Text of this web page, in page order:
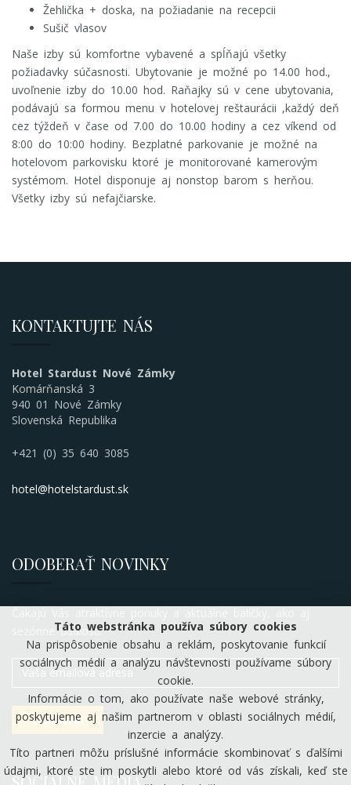
Žehlička + doska, na požiadanie na recepcii
Sušič vlasov
Naše izby sú komfortne vybavené a spĺňajú všetky
požiadavky súčasnosti. Ubytovanie je možné po 14.00 hod.,
uvoľnenie izby do 10.00 hod. Raňajky sú v cene ubytovania,
podávajú sa formou menu v hotelovej reštaurácii ,každý deň
cez týždeň v čase od 7.00 do 10.00 hodiny a cez víkend od
8:00 do 10:00 hodiny. Bezplatné parkovanie je možné na
hotelovom parkovisku ktoré je monitorované kamerovým
systémom. Hotel disponuje aj nonstop barom s herňou.
Všetky izby sú nefajčiarske.
KONTAKTUJTE NÁS
Hotel Stardust Nové Zámky
Komárňanská 3
940 01 Nové Zámky
Slovenská Republika
+421 (0) 35 640 3085
hotel@hotelstardust.sk
ODOBERAŤ NOVINKY
sezónne udalosti.
Táto webstránka používa súbory cookies
Na prispôsobenie obsahu a reklám, poskytovanie funkcií
sociálnych médií a analýzu návštevnosti používame súbory
cookie.
Informácie o tom, ako používate naše webové stránky,
poskytujeme aj našim partnerom v oblasti sociálnych médií,
inzercie a analýzy.
Títo partneri môžu príslušné informácie skombinovať s ďalšími
údajmi, ktoré ste im poskytli alebo ktoré od vás získali, keď ste